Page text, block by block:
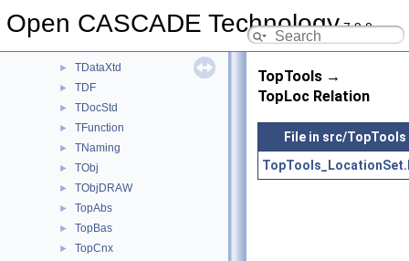
Open CASCADE Technology7.9.0
TColStd
► TDataXtd
► TDF
► TDocStd
► TFunction
► TNaming
► TObj
► TObjDRAW
► TopAbs
► TopBas
► TopCnx
TopTools →
TopLoc Relation
File in src/TopTools